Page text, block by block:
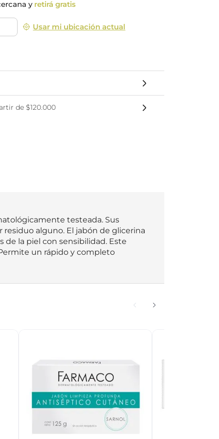
y retirá gratis
Usar mi ubicación actual
de $120.000
testeada. Sus
alguno. El jabón de glicerina
de la piel con sensibilidad. Este
un rápido y completo